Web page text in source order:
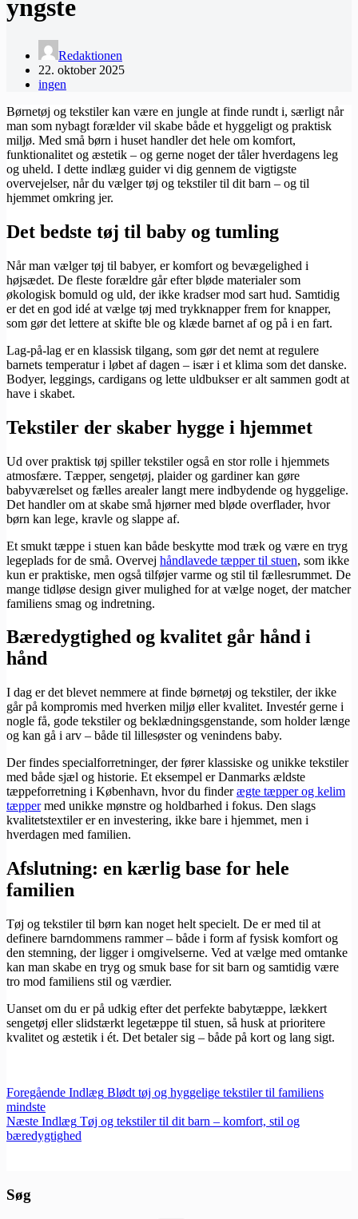
yngste
Redaktionen
22. oktober 2025
ingen
Børnetøj og tekstiler kan være en jungle at finde rundt i, særligt når
man som nybagt forælder vil skabe både et hyggeligt og praktisk
miljø. Med små børn i huset handler det hele om komfort,
funktionalitet og æstetik – og gerne noget der tåler hverdagens leg
og uheld. I dette indlæg guider vi dig gennem de vigtigste
overvejelser, når du vælger tøj og tekstiler til dit barn – og til
hjemmet omkring jer.
Det bedste tøj til baby og tumling
Når man vælger tøj til babyer, er komfort og bevægelighed i
højsædet. De fleste forældre går efter bløde materialer som
økologisk bomuld og uld, der ikke kradser mod sart hud. Samtidig
er det en god idé at vælge tøj med trykknapper frem for knapper,
som gør det lettere at skifte ble og klæde barnet af og på i en fart.
Lag-på-lag er en klassisk tilgang, som gør det nemt at regulere
barnets temperatur i løbet af dagen – især i et klima som det danske.
Bodyer, leggings, cardigans og lette uldbukser er alt sammen godt at
have i skabet.
Tekstiler der skaber hygge i hjemmet
Ud over praktisk tøj spiller tekstiler også en stor rolle i hjemmets
atmosfære. Tæpper, sengetøj, plaider og gardiner kan gøre
babyværelset og fælles arealer langt mere indbydende og hyggelige.
Det handler om at skabe små hjørner med bløde overflader, hvor
børn kan lege, kravle og slappe af.
Et smukt tæppe i stuen kan både beskytte mod træk og være en tryg
legeplads for de små. Overvej håndlavede tæpper til stuen, som ikke
kun er praktiske, men også tilføjer varme og stil til fællesrummet. De
mange tidløse design giver mulighed for at vælge noget, der matcher
familiens smag og indretning.
Bæredygtighed og kvalitet går hånd i
hånd
I dag er det blevet nemmere at finde børnetøj og tekstiler, der ikke
går på kompromis med hverken miljø eller kvalitet. Investér gerne i
nogle få, gode tekstiler og beklædningsgenstande, som holder længe
og kan gå i arv – både til lillesøster og venindens baby.
Der findes specialforretninger, der fører klassiske og unikke tekstiler
med både sjæl og historie. Et eksempel er Danmarks ældste
tæppeforretning i København, hvor du finderægte tæpper og kelim
tæppermed unikke mønstre og holdbarhed i fokus. Den slags
kvalitetstextiler er en investering, ikke bare i hjemmet, men i
hverdagen med familien.
Afslutning: en kærlig base for hele
familien
Tøj og tekstiler til børn kan noget helt specielt. De er med til at
definere barndommens rammer – både i form af fysisk komfort og
den stemning, der ligger i omgivelserne. Ved at vælge med omtanke
kan man skabe en tryg og smuk base for sit barn og samtidig være
tro mod familiens stil og værdier.
Uanset om du er på udkig efter det perfekte babytæppe, lækkert
sengetøj eller slidstærkt legetæppe til stuen, så husk at prioritere
kvalitet og æstetik i ét. Det betaler sig – både på kort og lang sigt.
Foregående Indlæg Blødt tøj og hyggelige tekstiler til familiens
mindste
Næste Indlæg Tøj og tekstiler til dit barn – komfort, stil og
bæredygtighed
Søg